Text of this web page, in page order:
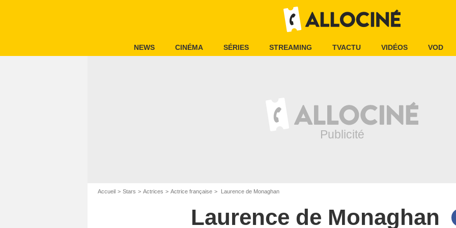
NEWS CINÉMA SÉRIES STREAMING TVACTU VIDÉOS VOD
Accueil Stars Actrices Actrice française Laurence de Monaghan
Laurence de Monaghan